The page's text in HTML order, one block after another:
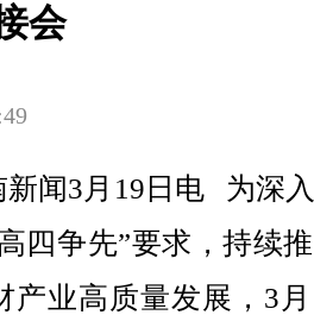
会
闻3月19日电 为深入
四争先”要求，持续
产业高质量发展，3